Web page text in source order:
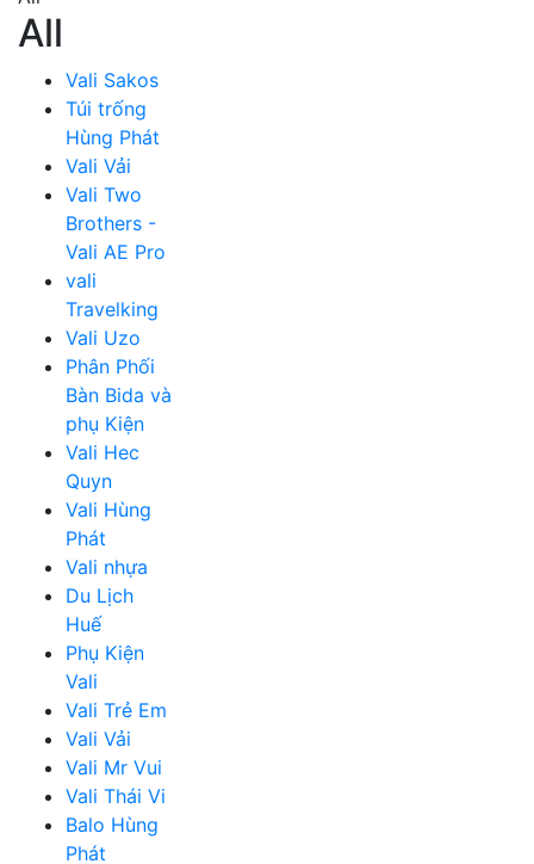
All
Vali Sakos
Túi trống
Hùng Phát
Vali Vải
Vali Two
Brothers -
Vali AE Pro
vali
Travelking
Vali Uzo
Phân Phối
Bàn Bida và
phụ Kiện
Vali Hec
Quyn
Vali Hùng
Phát
Vali nhựa
Du Lịch
Huế
Phụ Kiện
Vali
Vali Trẻ Em
Vali Vải
Vali Mr Vui
Vali Thái Vi
Balo Hùng
Phát